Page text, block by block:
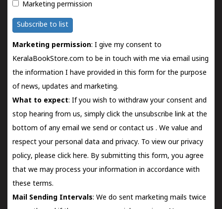
Marketing permission
Subscribe to list
Marketing permission: I give my consent to
KeralaBookStore.com to be in touch with me via email using
the information I have provided in this form for the purpose
of news, updates and marketing.
What to expect: If you wish to withdraw your consent and
stop hearing from us, simply click the unsubscribe link at the
bottom of any email we send orcontact us . We value and
respect your personal data and privacy. To view our privacy
policy, please click here. By submitting this form, you agree
that we may process your information in accordance with
these terms.
Mail Sending Intervals: We do sent marketing mails twice